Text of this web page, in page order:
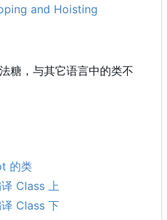
and Hoisting
糖，与其它语言中的类不
的类
Class 上
Class 下